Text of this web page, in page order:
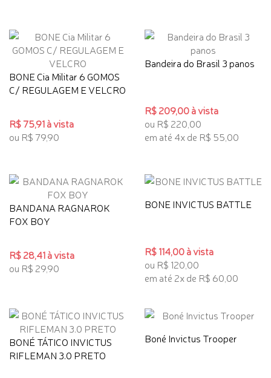
BONE Cia Militar 6 GOMOS
C/ REGULAGEM E VELCRO
R$ 75,91 à vista
ou R$ 79,90
Bandeira do Brasil 3 panos
R$ 209,00 à vista
ou R$ 220,00
em até 4x de R$ 55,00
BANDANA RAGNAROK
FOX BOY
R$ 28,41 à vista
ou R$ 29,90
BONE INVICTUS BATTLE
R$ 114,00 à vista
ou R$ 120,00
em até 2x de R$ 60,00
BONÉ TÁTICO INVICTUS
RIFLEMAN 3.0 PRETO
Boné Invictus Trooper